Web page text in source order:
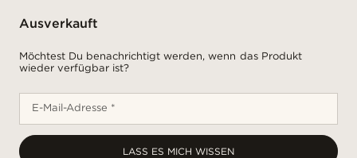
Ausverkauft
Möchtest Du benachrichtigt werden, wenn das Produkt
wieder verfügbar ist?
E-Mail-Adresse *
LASS ES MICH WISSEN